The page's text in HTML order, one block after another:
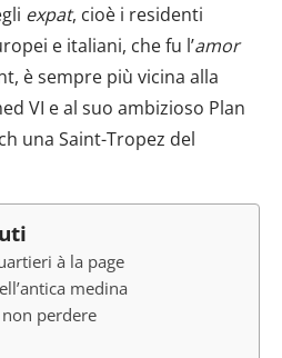
expat, cioè i residenti
e italiani, che fu l’amor
è sempre più vicina alla
VI e al suo ambizioso Plan
una Saint-Tropez del
à la page
medina
perdere